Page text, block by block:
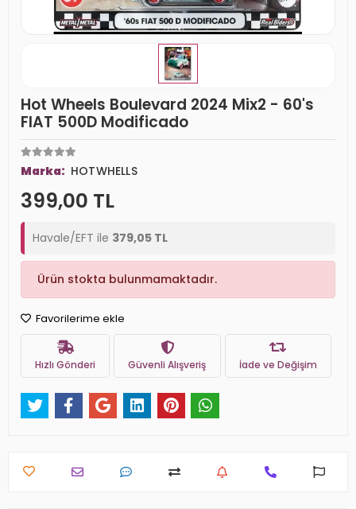
Hot Wheels Boulevard 2024 Mix2 - 60's
FIAT 500D Modificado
Marka: HOTWHELLS
399,00 TL
Havale/EFT ile 379,05 TL
Ürün stokta bulunmamaktadır.
Favorilerime ekle
Hızlı Gönderi Güvenli Alışveriş İade ve Değişim